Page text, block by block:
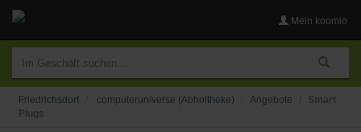
Mein koomio
Friedrichsdorf computeruniverse (Abholtheke) Angebote
Smart
Plugs